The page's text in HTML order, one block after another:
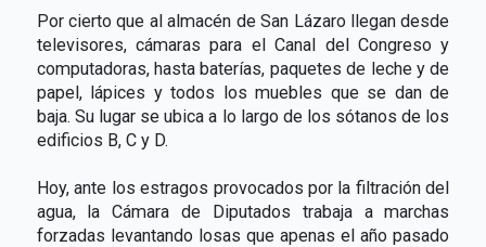
Por cierto que al almacén de San Lázaro llegan desde
televisores, cámaras para el Canal del Congreso y
computadoras, hasta baterías, paquetes de leche y de
papel, lápices y todos los muebles que se dan de
baja. Su lugar se ubica a lo largo de los sótanos de los
edificios B, C y D.
Hoy, ante los estragos provocados por la filtración del
agua, la Cámara de Diputados trabaja a marchas
forzadas levantando losas que apenas el año pasado